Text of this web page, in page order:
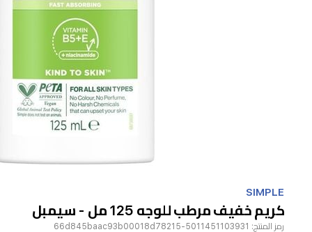
1
of
1
SIMPLE
كريم خفيف مرطب للوجه 125 مل - سيمبل
رمز المنتج: 5011451103931-66d845baac93b00018d78215